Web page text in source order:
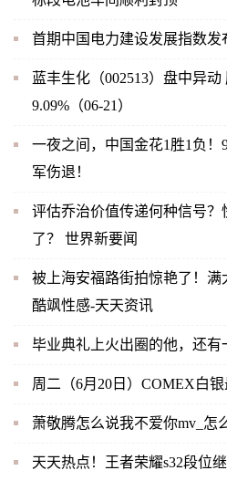
首期中国电力建设发展指数
蓝丰生化（002513）盘中异动 股
9.09%（06-21）
一夜之间，中国金花1胜1负
军伤退！
评估乔治价值传递何种信号
了？ 世界新要闻
被上海安福路街拍惊艳了！满
酷飒性感-天天资讯
毕业典礼上火出圈的他，还有
周二（6月20日）COMEX白
萧敬腾怎么说我不爱你mv_怎
天天热点！王者荣耀s32段位